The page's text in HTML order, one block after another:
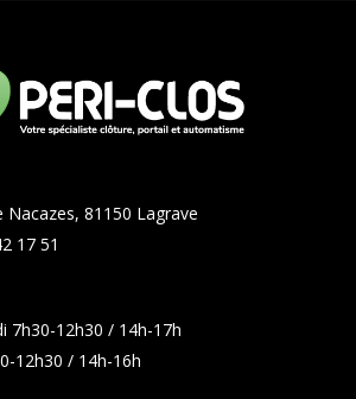
Nacazes, 81150 Lagrave
17 51
7h30-12h30 / 14h-17h
12h30 / 14h-16h